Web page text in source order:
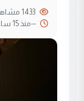
--منذ 15 ساعة